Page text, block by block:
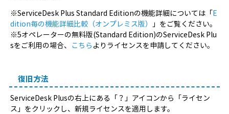
※ServiceDesk Plus Standard Editionの機能詳細については「E
dition毎の機能詳細比較（オンプレミス版）
」をご覧ください。
※5オペレーターの無料版(Standard Edition)のServiceDesk Plu
sをご利用の場合、 こちら よりライセンスを申請してください。
復旧方法
ServiceDesk Plusの右上にある「？」アイコンから「ライセン
ス」をクリックし、新規ライセンスを適用します。